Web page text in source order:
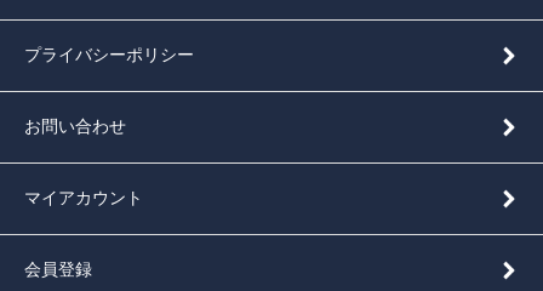
プライバシーポリシー
お問い合わせ
マイアカウント
会員登録